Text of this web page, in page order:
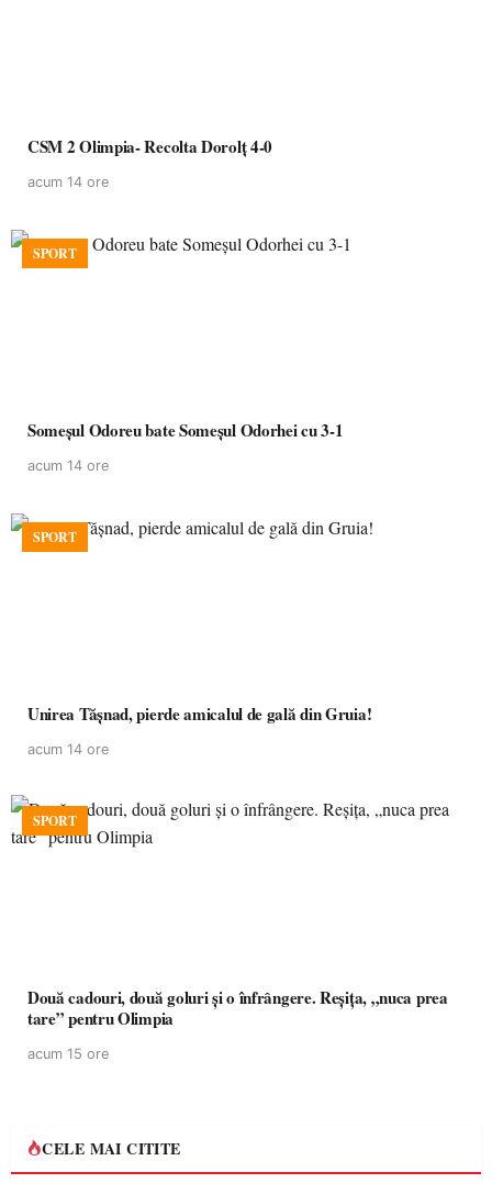
CSM 2 Olimpia- Recolta Dorolț 4-0
acum 14 ore
SPORT
Someșul Odoreu bate Someșul Odorhei cu 3-1
acum 14 ore
SPORT
Unirea Tășnad, pierde amicalul de gală din Gruia!
acum 14 ore
SPORT
Două cadouri, două goluri și o înfrângere. Reșița, „nuca prea
tare” pentru Olimpia
acum 15 ore
CELE MAI CITITE